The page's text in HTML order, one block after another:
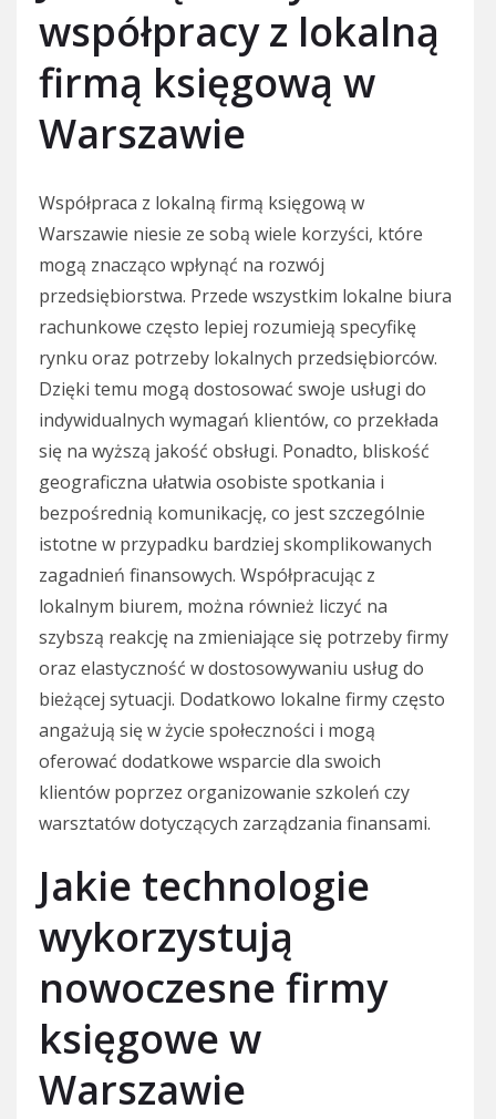
współpracy z lokalną
firmą księgową w
Warszawie
Współpraca z lokalną firmą księgową w
Warszawie niesie ze sobą wiele korzyści, które
mogą znacząco wpłynąć na rozwój
przedsiębiorstwa. Przede wszystkim lokalne biura
rachunkowe często lepiej rozumieją specyfikę
rynku oraz potrzeby lokalnych przedsiębiorców.
Dzięki temu mogą dostosować swoje usługi do
indywidualnych wymagań klientów, co przekłada
się na wyższą jakość obsługi. Ponadto, bliskość
geograficzna ułatwia osobiste spotkania i
bezpośrednią komunikację, co jest szczególnie
istotne w przypadku bardziej skomplikowanych
zagadnień finansowych. Współpracując z
lokalnym biurem, można również liczyć na
szybszą reakcję na zmieniające się potrzeby firmy
oraz elastyczność w dostosowywaniu usług do
bieżącej sytuacji. Dodatkowo lokalne firmy często
angażują się w życie społeczności i mogą
oferować dodatkowe wsparcie dla swoich
klientów poprzez organizowanie szkoleń czy
warsztatów dotyczących zarządzania finansami.
Jakie technologie
wykorzystują
nowoczesne firmy
księgowe w
Warszawie